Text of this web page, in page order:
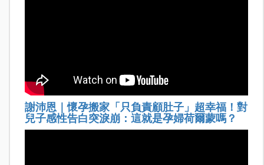
謝沛恩｜懷孕搬家「只負責顧肚子」超幸福！對
兒子感性告白突淚崩：這就是孕婦荷爾蒙嗎？